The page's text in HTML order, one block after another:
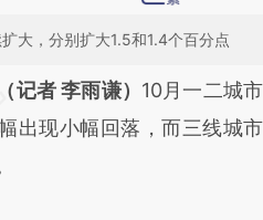
大，分别扩大1.5和1.4个百分点
增加这段话：本文由第三方
财新文章
jx2PEa1g]
记者 李雨谦） 10月一二城市
出现小幅回落，而三线城市